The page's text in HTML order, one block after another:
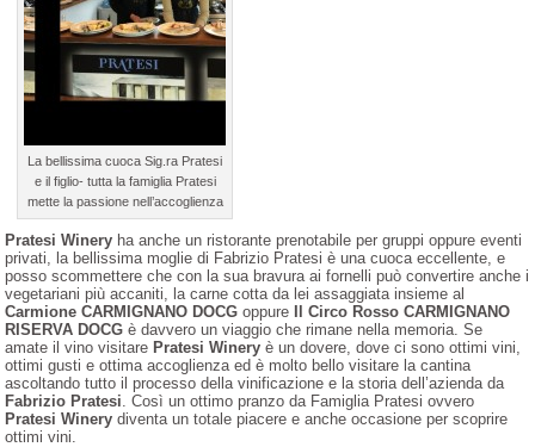
La bellissima cuoca Sig.ra Pratesi
e il figlio- tutta la famiglia Pratesi
mette la passione nell’accoglienza
Pratesi Winery ha anche un ristorante prenotabile per gruppi oppure eventi
privati, la bellissima moglie di Fabrizio Pratesi è una cuoca eccellente, e
posso scommettere che con la sua bravura ai fornelli può convertire anche i
vegetariani più accaniti, la carne cotta da lei assaggiata insieme al
Carmione CARMIGNANO DOCG oppure
Il Circo Rosso CARMIGNANO
RISERVA DOCGè davvero un viaggio che rimane nella memoria. Se
amate il vino visitare Pratesi Winery è un dovere, dove ci sono ottimi vini,
ottimi gusti e ottima accoglienza ed è molto bello visitare la cantina
ascoltando tutto il processo della vinificazione e la storia dell’azienda da
Fabrizio Pratesi . Così un ottimo pranzo da Famiglia Pratesi ovvero
Pratesi Winery diventa un totale piacere e anche occasione per scoprire
ottimi vini.